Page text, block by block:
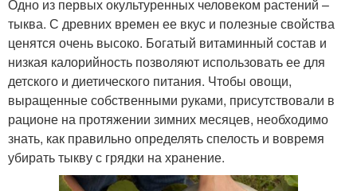
Одно из первых окультуренных человеком растений –
тыква. С древних времен ее вкус и полезные свойства
ценятся очень высоко. Богатый витаминный состав и
низкая калорийность позволяют использовать ее для
детского и диетического питания. Чтобы овощи,
выращенные собственными руками, присутствовали в
рационе на протяжении зимних месяцев, необходимо
знать, как правильно определять спелость и вовремя
убирать тыкву с грядки на хранение.